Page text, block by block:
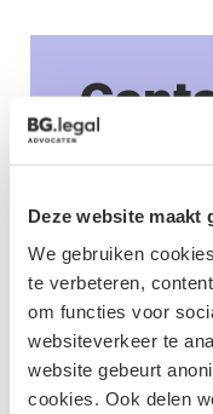
Deze website maakt
We gebruiken
te verbeteren,
om functies voor
websiteverkeer te
website gebeurt
cookies. Ook delen